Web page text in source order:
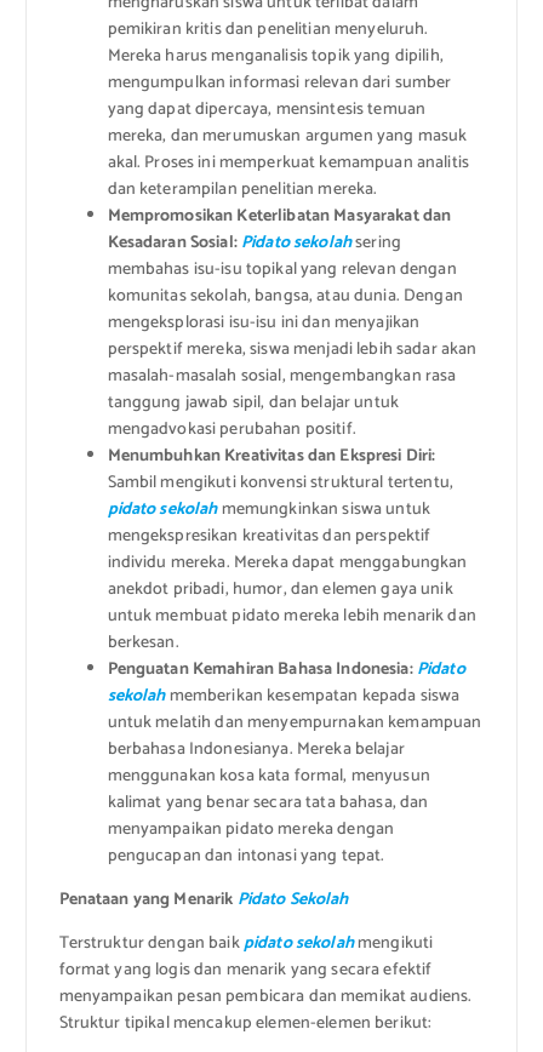
pemikiran kritis dan penelitian menyeluruh.
Mereka harus menganalisis topik yang dipilih,
mengumpulkan informasi relevan dari sumber
yang dapat dipercaya, mensintesis temuan
mereka, dan merumuskan argumen yang masuk
akal. Proses ini memperkuat kemampuan analitis
dan keterampilan penelitian mereka.
Mempromosikan Keterlibatan Masyarakat dan
Kesadaran Sosial:Pidato sekolahsering
membahas isu-isu topikal yang relevan dengan
komunitas sekolah, bangsa, atau dunia. Dengan
mengeksplorasi isu-isu ini dan menyajikan
perspektif mereka, siswa menjadi lebih sadar akan
masalah-masalah sosial, mengembangkan rasa
tanggung jawab sipil, dan belajar untuk
mengadvokasi perubahan positif.
Menumbuhkan Kreativitas dan Ekspresi Diri:
Sambil mengikuti konvensi struktural tertentu,
pidato sekolahmemungkinkan siswa untuk
mengekspresikan kreativitas dan perspektif
individu mereka. Mereka dapat menggabungkan
anekdot pribadi, humor, dan elemen gaya unik
untuk membuat pidato mereka lebih menarik dan
berkesan.
Penguatan Kemahiran Bahasa Indonesia:Pidato
sekolahmemberikan kesempatan kepada siswa
untuk melatih dan menyempurnakan kemampuan
berbahasa Indonesianya. Mereka belajar
menggunakan kosa kata formal, menyusun
kalimat yang benar secara tata bahasa, dan
menyampaikan pidato mereka dengan
pengucapan dan intonasi yang tepat.
Penataan yang Menarik Pidato Sekolah
Terstruktur dengan baikpidato sekolahmengikuti
format yang logis dan menarik yang secara efektif
menyampaikan pesan pembicara dan memikat audiens.
Struktur tipikal mencakup elemen-elemen berikut: